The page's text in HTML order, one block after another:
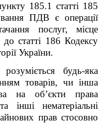
185.1 статті 185
ПДВ є операції
послуг, місце
до статті 186 Кодексу
України.
будь-яка
товарів, чи інша
на об’єкти права
інші нематеріальні
прав стосовно